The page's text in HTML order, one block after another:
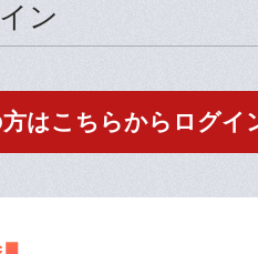
ン
はこちらからログイ